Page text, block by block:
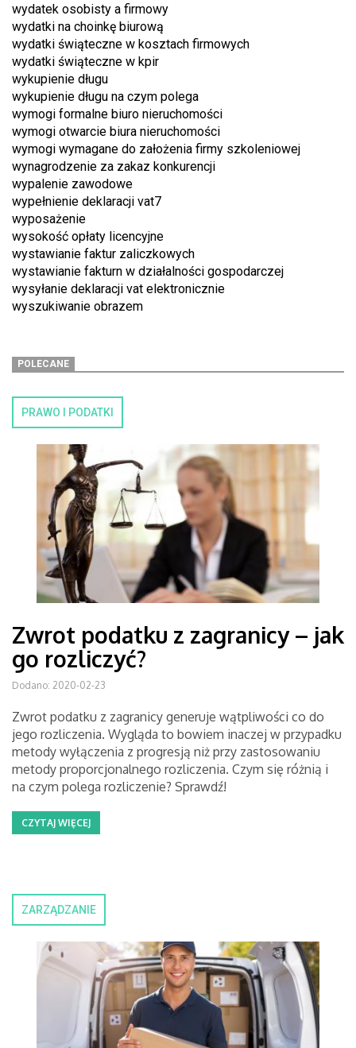
wydatek osobisty a firmowy
wydatki na choinkę biurową
wydatki świąteczne w kosztach firmowych
wydatki świąteczne w kpir
wykupienie długu
wykupienie długu na czym polega
wymogi formalne biuro nieruchomości
wymogi otwarcie biura nieruchomości
wymogi wymagane do założenia firmy szkoleniowej
wynagrodzenie za zakaz konkurencji
wypalenie zawodowe
wypełnienie deklaracji vat7
wyposażenie
wysokość opłaty licencyjne
wystawianie faktur zaliczkowych
wystawianie fakturn w działalności gospodarczej
wysyłanie deklaracji vat elektronicznie
wyszukiwanie obrazem
POLECANE
PRAWO I PODATKI
Zwrot podatku z zagranicy – jak
go rozliczyć?
Dodano: 2020-02-23
Zwrot podatku z zagranicy generuje wątpliwości co do
jego rozliczenia. Wygląda to bowiem inaczej w przypadku
metody wyłączenia z progresją niż przy zastosowaniu
metody proporcjonalnego rozliczenia. Czym się różnią i
na czym polega rozliczenie? Sprawdź!
CZYTAJ WIĘCEJ
ZARZĄDZANIE